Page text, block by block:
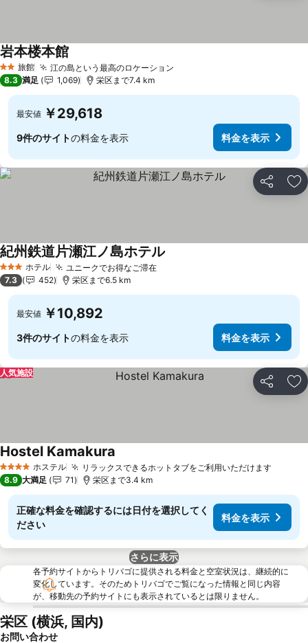
2 ホテルのランク
旅館 江の島という最高のロケーション
岩本楼本館
8.3 満足 1,069 栄区まで7.4 km
最安値 ￥29,618
9件のサイトの料金を表示 料金を表示
シェア お
3 ホテルのランク
ホテル ユニークでお得なご滞在
紀州鉄道片瀬江ノ島ホテル
7.3 452 栄区まで6.5 km
最安値 ￥10,892
3件のサイトの料金を表示 料金を表示
シェア お
人気施設
4 ホテルのランク
ホステル リラックスできるホットタブをご利用いただけます
Hostel Kamakura
8.9 大満足 71 栄区まで3.4 km
正確な料金を確認するには日付を選択してく
ださい
料金を表示
さらに表示
各予約サイトからトリバゴに提供される料金と空室状況は、継続的に
変化しています。そのためトリバゴでご覧になった情報と同じ内容
が、移動先の予約サイトにも表示されているとは限りません。
栄区 (横浜, 国内)
お問い合わせ